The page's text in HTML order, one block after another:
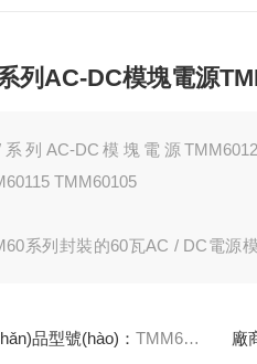
列AC-DC模塊電源
系列AC-DC模塊電源
TMM60105
系列封裝的60瓦AC / DC電源
置適用于-40°C至+ 60°C的工作溫
品型號(hào)：TMM60148 TMM60115 廠